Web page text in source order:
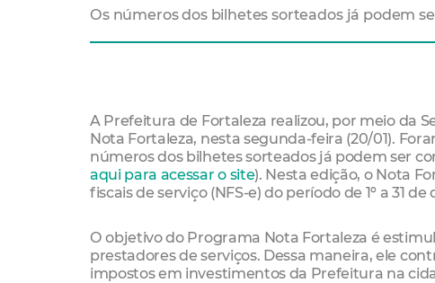
Os números dos bilhetes sorteados já podem
A Prefeitura de Fortaleza realizou, por meio da
Nota Fortaleza, nesta segunda-feira (20/01).
números dos bilhetes sorteados já podem ser
aqui para acessar o site). Nesta edição, o Nota
fiscais de serviço (NFS-e) do período de 1º a 31
O objetivo do Programa Nota Fortaleza é
prestadores de serviços. Dessa maneira, ele
impostos em investimentos da Prefeitura na